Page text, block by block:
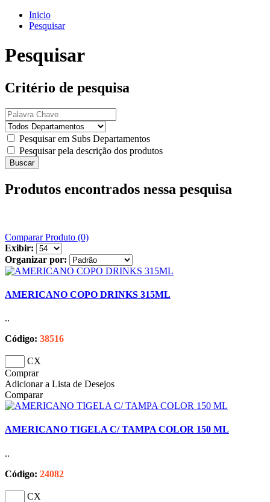
Inicio
Pesquisar
Pesquisar
Critério de pesquisa
Pesquisar em Subs Departamentos
Pesquisar pela descrição dos produtos
Produtos encontrados nessa pesquisa
Comparar Produto (0)
Exibir:
Organizar por:
AMERICANO COPO DRINKS 315ML
..
Código: 38516
CX
Comprar
Adicionar a Lista de Desejos
Comparar
AMERICANO TIGELA C/ TAMPA COLOR 150 ML
..
Código: 24082
CX